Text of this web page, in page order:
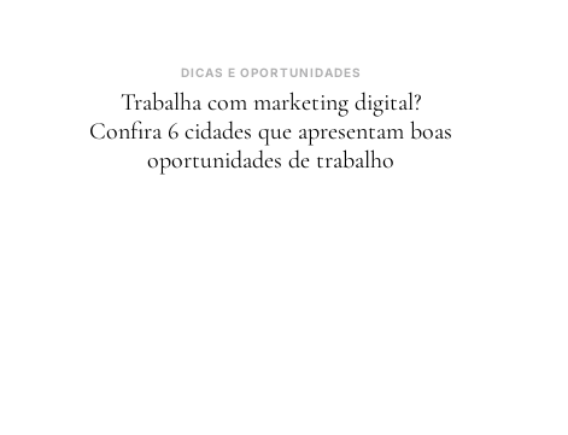
DICAS E OPORTUNIDADES
Trabalha com marketing digital?
Confira 6 cidades que apresentam boas
oportunidades de trabalho